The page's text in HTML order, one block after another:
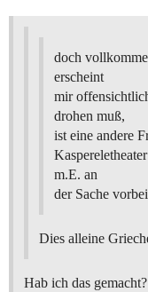
doch
erscheint
mir
drohen muß,
ist eine andere
m.E. an
der Sache
Dies alleine
Hab ich das gemacht?